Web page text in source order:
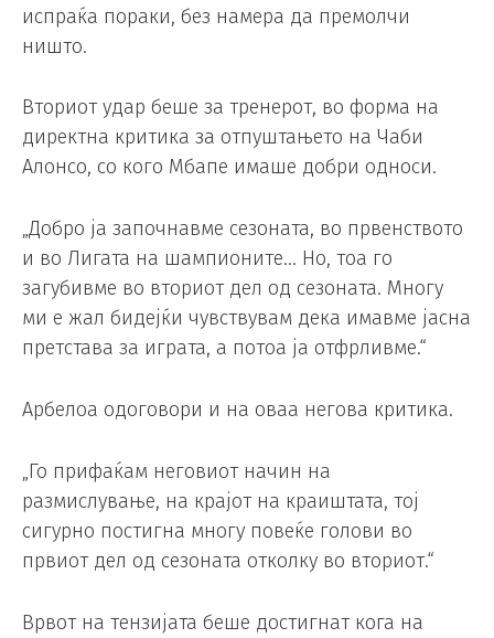
испраќа пораки, без намера да премолчи
ништо.
Вториот удар беше за тренерот, во форма на
директна критика за отпуштањето на Чаби
Алонсо, со кого Мбапе имаше добри односи.
„Добро ја започнавме сезоната, во првенството
и во Лигата на шампионите… Но, тоа го
загубивме во вториот дел од сезоната. Многу
ми е жал бидејќи чувствувам дека имавме јасна
претстава за играта, а потоа ја отфрливме.“
Арбелоа одоговори и на оваа негова критика.
„Го прифаќам неговиот начин на
размислување, на крајот на краиштата, тој
сигурно постигна многу повеќе голови во
првиот дел од сезоната отколку во вториот.“
Врвот на тензијата беше достигнат кога на